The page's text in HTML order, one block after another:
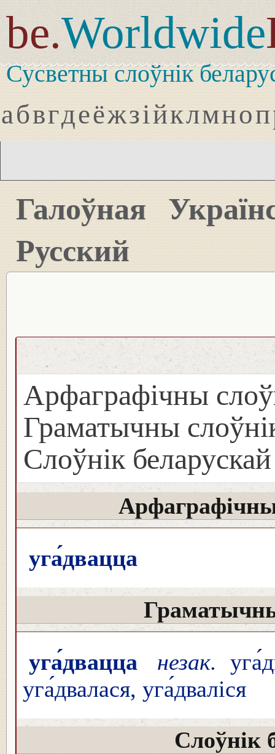
be.Worldwide
Сусветны слоўнік
абвгдеёжзійклмноп
Галоўная
Русский
Арфаграфічны
Граматычны
Слоўнік
уга́двацца
уга́двацца незак.
уга́двалася, уга́дваліся
Слоўнік